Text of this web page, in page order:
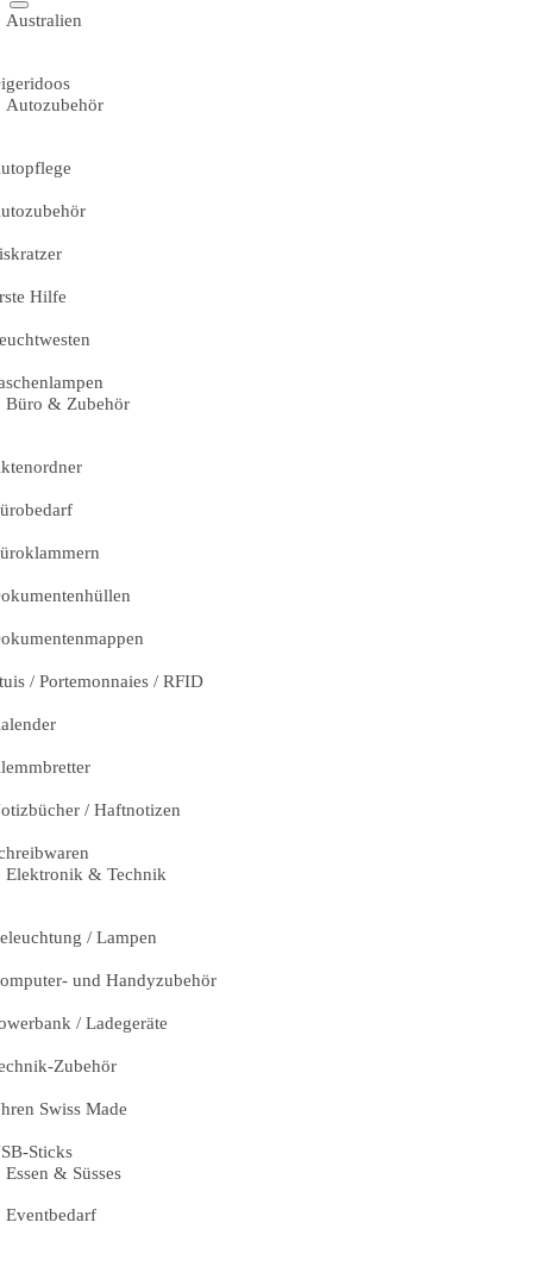
Australien
Autozubehör
Hilfe
Büro & Zubehör
/ Portemonnaies / RFID
/ Haftnotizen
Elektronik & Technik
/ Lampen
und Handyzubehör
/ Ladegeräte
Zubehör
Swiss Made
Sticks
Essen & Süsses
Eventbedarf